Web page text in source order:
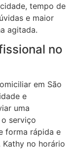
tempo de
e maior
agitada.
no
em São
e
uma
serviço
forma rápida e
no horário